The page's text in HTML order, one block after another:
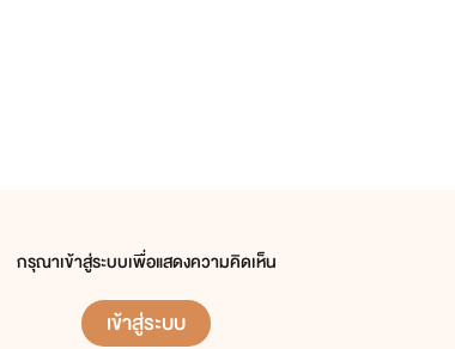
กรุณาเข้าสู่ระบบเพื่อแสดงความคิดเห็น
เข้าสู่ระบบ